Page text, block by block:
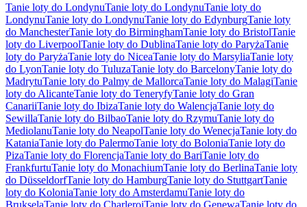
Tanie loty do LondynuTanie loty do LondynuTanie loty do
LondynuTanie loty do LondynuTanie loty do EdynburgTanie loty
do ManchesterTanie loty do BirminghamTanie loty do BristolTanie
loty do LiverpoolTanie loty do DublinaTanie loty do ParyżaTanie
loty do ParyżaTanie loty do NiceaTanie loty do MarsyliaTanie loty
do LyonTanie loty do TuluzaTanie loty do BarcelonyTanie loty do
MadrytuTanie loty do Palmy de MallorcaTanie loty do MalagiTanie
loty do AlicanteTanie loty do TeneryfyTanie loty do Gran
CanariiTanie loty do IbizaTanie loty do WalencjaTanie loty do
SewillaTanie loty do BilbaoTanie loty do RzymuTanie loty do
MediolanuTanie loty do NeapolTanie loty do WenecjaTanie loty do
KataniaTanie loty do PalermoTanie loty do BoloniaTanie loty do
PizaTanie loty do FlorencjaTanie loty do BariTanie loty do
FrankfurtuTanie loty do MonachiumTanie loty do BerlinaTanie loty
do DüsseldorfTanie loty do HamburgTanie loty do StuttgartTanie
loty do KoloniaTanie loty do AmsterdamuTanie loty do
BrukselaTanie loty do CharleroiTanie loty do GenewaTanie loty do